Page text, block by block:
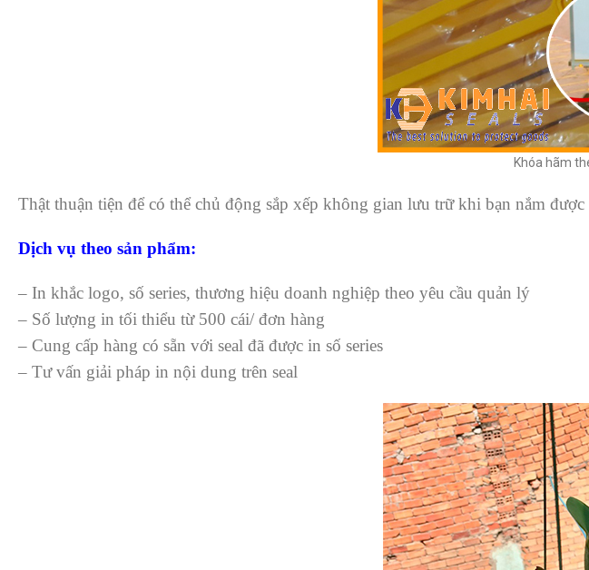
Khóa hãm
Thật thuận tiện để có thể chủ động sắp xếp không gian lưu trữ khi bạn nắm được
Dịch vụ theo sản phẩm:
– In khắc logo, số series, thương hiệu doanh nghiệp theo yêu cầu quản lý
– Số lượng in tối thiểu từ 500 cái/ đơn hàng
– Cung cấp hàng có sẵn với seal đã được in số series
– Tư vấn giải pháp in nội dung trên seal